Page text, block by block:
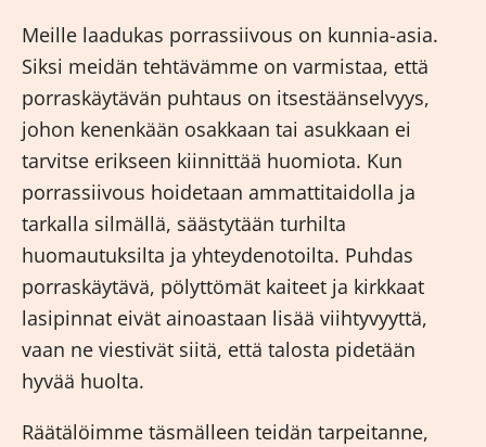
Meille laadukas porrassiivous on kunnia-asia.
Siksi meidän tehtävämme on varmistaa, että
porraskäytävän puhtaus on itsestäänselvyys,
johon kenenkään osakkaan tai asukkaan ei
tarvitse erikseen kiinnittää huomiota. Kun
porrassiivous hoidetaan ammattitaidolla ja
tarkalla silmällä, säästytään turhilta
huomautuksilta ja yhteydenotoilta. Puhdas
porraskäytävä, pölyttömät kaiteet ja kirkkaat
lasipinnat eivät ainoastaan lisää viihtyvyyttä,
vaan ne viestivät siitä, että talosta pidetään
hyvää huolta.
Räätälöimme täsmälleen teidän tarpeitanne,